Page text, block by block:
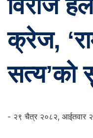
विराज
क्रेज,
- २९ चैत्र २०८२, आईतवार